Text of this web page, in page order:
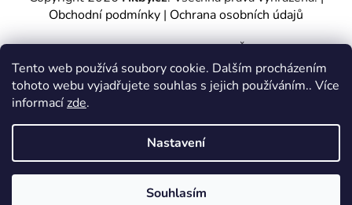
Tento web používá soubory cookie. Dalším procházením
tohoto webu vyjadřujete souhlas s jejich používáním.. Více
informacízde.
Nastavení
Souhlasím
Vytvořil Shoptet&PekneWeby
Obchodní podmínky | Ochrana osobních údajů
Provozovatel e-shopu: Hilby CZ s.r.o., IČ: 27467317, se
sídlem Soukenická 2082/7,11000 Praha 1 – Nové
Město.
Společnost je zapsána u Městského soudu v Praze -